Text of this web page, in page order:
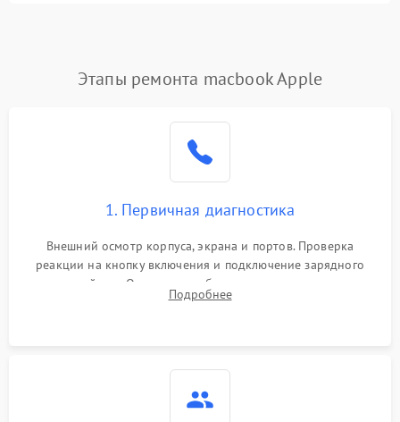
Этапы ремонта macbook Apple
1. Первичная диагностика
Внешний осмотр корпуса, экрана и портов. Проверка
реакции на кнопку включения и подключение зарядного
устройства. Оценка потребления тока с помощью
лабораторного блока питания для локализации проблемы.
Подробнее